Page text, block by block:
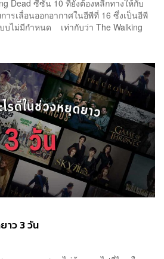
Dead ซีซัน 10 ที่ยังต้องหลีกทางให้กับ
ารเลื่อนออกอากาศในอีพีที่ 16 ซึ่งเป็นอีพี
ไม่มีกำหนด เท่ากับว่า The Walking
าว 3 วัน